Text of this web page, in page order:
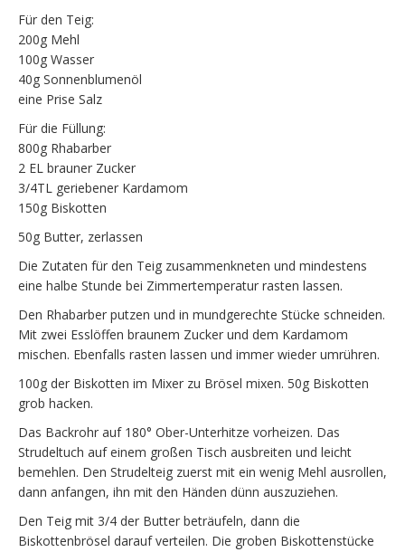
Für den Teig:
200g Mehl
100g Wasser
40g Sonnenblumenöl
eine Prise Salz
Für die Füllung:
800g Rhabarber
2 EL brauner Zucker
3/4TL geriebener Kardamom
150g Biskotten
50g Butter, zerlassen
Die Zutaten für den Teig zusammenkneten und mindestens
eine halbe Stunde bei Zimmertemperatur rasten lassen.
Den Rhabarber putzen und in mundgerechte Stücke schneiden.
Mit zwei Esslöffen braunem Zucker und dem Kardamom
mischen. Ebenfalls rasten lassen und immer wieder umrühren.
100g der Biskotten im Mixer zu Brösel mixen. 50g Biskotten
grob hacken.
Das Backrohr auf 180° Ober-Unterhitze vorheizen. Das
Strudeltuch auf einem großen Tisch ausbreiten und leicht
bemehlen. Den Strudelteig zuerst mit ein wenig Mehl ausrollen,
dann anfangen, ihn mit den Händen dünn auszuziehen.
Den Teig mit 3/4 der Butter beträufeln, dann die
Biskottenbrösel darauf verteilen. Die groben Biskottenstücke